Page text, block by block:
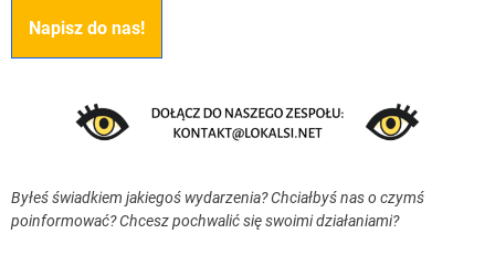
Napisz do nas!
Byłeś świadkiem jakiegoś wydarzenia? Chciałbyś nas o czymś
poinformować? Chcesz pochwalić się swoimi działaniami?